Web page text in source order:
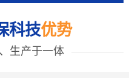
科技优势
生产于一体